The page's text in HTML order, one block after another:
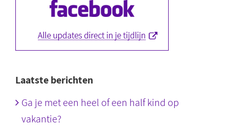
Laatste berichten
Ga je met een heel of een half kind op
vakantie?